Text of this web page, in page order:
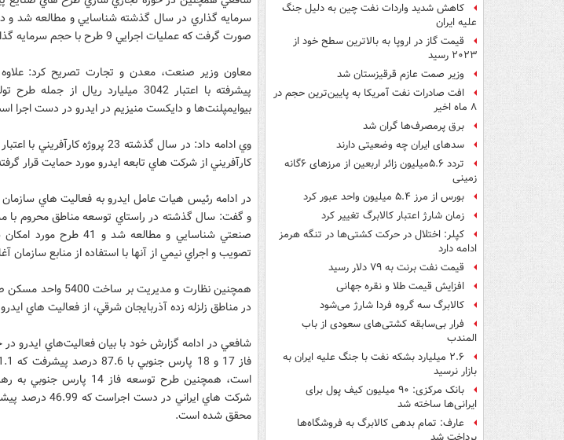
کاهش شدید واردات نفت چین به دلیل جنگ
علیه ایران
قیمت گاز در اروپا به بالاترین سطح خود از
۲۰۲۳ رسید
وزیر صمت عازم قرقیزستان شد
افت صادرات نفت آمریکا به پایین‌ترین حجم در
۸ ماه اخیر
برق پرمصرف‌ها گران شد
سدهای ایران چه وضعیتی دارند
تردد ۵.۶میلیون زائر اربعین از مرزهای ۶گانه
زمینی
بورس از مرز ۵.۴ میلیون واحد عبور کرد
زمان شارژ اعتبار کالابرگ تغییر کرد
کپلر: اختلال در حرکت کشتی‌ها در تنگه هرمز
ادامه دارد
قیمت نفت برنت به ۷۹ دلار رسید
افزایش قیمت طلا و نقره جهانی
کالابرگ سه گروه فردا شارژ می‌شود
فرار بی‌سابقه کشتی‌های سعودی از باب
المندب
۲.۶ میلیارد بشکه نفت با جنگ علیه ایران به
بازار نرسید
بانک مرکزی: ۹۰ میلیون کیف پول برای
ایرانی‌ها ساخته شد
عارف: تمام بدهی کالابرگ به فروشگاه‌ها
صورت گرفت كه عمليات اجرايي 9 طرح با حجم سرمايه گذاري 7096 ميليارد ريال آغاز شده است.
معاون وزير صنعت، معدن و تجارت تصريح كرد:
پيشرفته با اعتبار 3042 ميليارد ريال
بيوايمپلنت‌ها و دايكست منيزيم در ايدرو در دست اجرا
كارآفريني از شركت هاي تابعه ايدرو مورد حمايت قرار
در ادامه رئيس هيات عامل ايدرو به فعاليت هاي
تصويب و اجراي نيمي از آنها با استفاده از منابع سازمان
در مناطق زلزله زده آذربايجان شرقي، از فعاليت هاي
شافعي در ادامه گزارش خود با بيان فعاليت‌هاي ايدرو
است، همچنين طرح توسعه
محقق شده است.